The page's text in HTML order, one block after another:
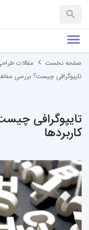
صفحه نخست
مقالات
تایپوگرافی چیست؟ بررسی
تایپوگرافی
کاربردها